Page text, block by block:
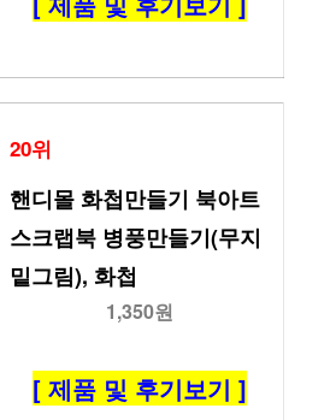
20위
핸디몰 화첩만들기 북아트
스크랩북 병풍만들기(무지
밑그림), 화첩
1,350원
[ 제품 및 후기보기 ]